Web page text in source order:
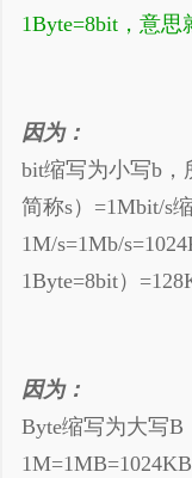
1Byte=8bit，意思
因为：
bit缩写为小写b，
简称s）=1Mbit/s
1M/s=1Mb/
1Byte=8bit）
因为：
Byte缩写为大写B
（